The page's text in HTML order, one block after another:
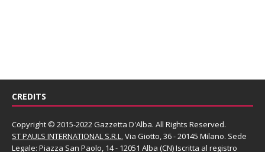
CREDITS
Copyright © 2015-2022 Gazzetta D'Alba. All Rights Reserved.
ST PAULS INTERNATIONAL S.R.L. Via Giotto, 36 - 20145 Milano. Sede
Legale: Piazza San Paolo, 14 - 12051 Alba (CN) Iscritta al registro